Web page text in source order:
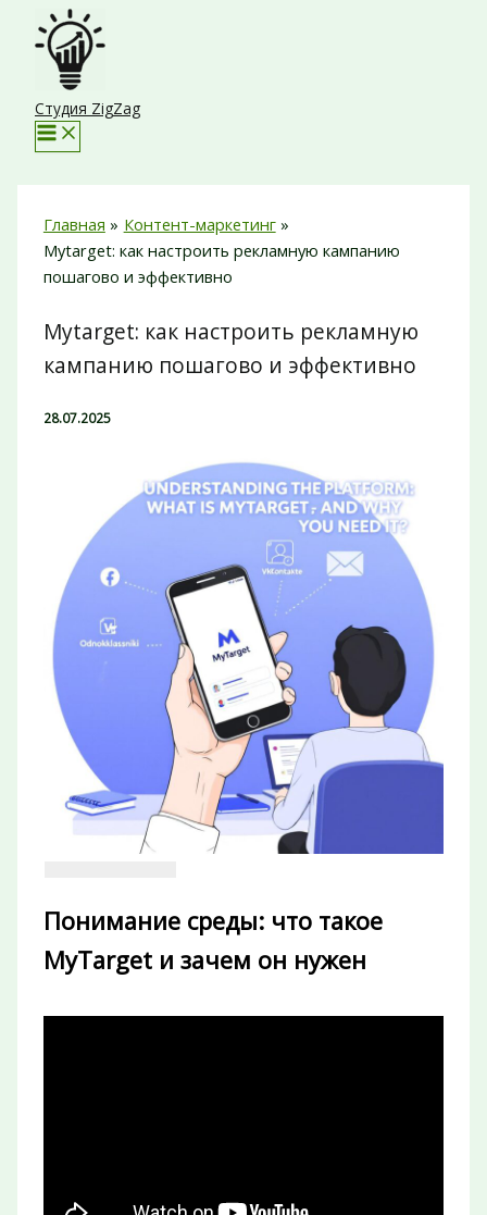
Перейти
содержимому
Студия ZigZag
Главная
Контент-маркетинг
Mytarget: как настроить рекламную кампанию
пошагово и эффективно
Mytarget: как настроить рекламную
кампанию пошагово и эффективно
28.07.2025
Понимание среды: что такое
MyTarget и зачем он нужен